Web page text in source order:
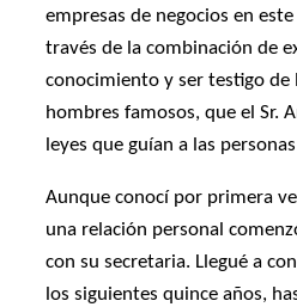
empresas de negocios en
través de la combinación de
conocimiento y ser testigo de
hombres famosos, que el Sr.
leyes que guían a las
Aunque conocí por primera
una relación personal
con su secretaria. Llegué a
los siguientes quince años,